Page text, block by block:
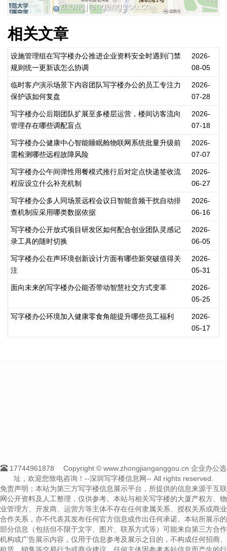
相关文章
设施管理组在写字楼办公推进企业资料安全时遇到门禁
规则统一更新该怎么协调
2026-
08-05
临时客户演示场景下内容团队写字楼办公的员工专注力
保护该如何复盘
2026-
07-28
写字楼办公后期团队扩展至多楼层运营，楼间访客流向
管理存在哪些调配盲点
2026-
07-18
写字楼办公健康中心智能睡眠舱物联网系统批量升级前
需检测哪些远程故障风险
2026-
07-07
写字楼办公午间弹性用餐模式推行后对定点快递签收流
程应设立什么补充机制
2026-
06-27
写字楼办公多人同场景远程会议日智能音频干扰自动排
查机制应采用哪类数据依据
2026-
06-16
写字楼办公开放式项目研发区如何配合创业团队灵感记
录工具的随时切换
2026-
06-05
写字楼办公在声环境创新设计方面有哪些新突破值得关
注
2026-
05-31
面向未来的写字楼办公能否带动智慧社交方式变革
2026-
05-25
写字楼办公环境加入健康零食角能提升哪些员工福利
2026-
05-17
17744961878
Copyright © www.zhongjianganggou.cn 企业办公选
址，欢迎您致电咨询！--深圳写字楼信息网-- All rights reserved.
免责声明：本站为第三方写字楼信息展示平台，所提供的信息来源于互联
网公开资料及人工整理，仅供参考。本站与相关写字楼的大厦产权方、物
业管理方、开发商、运营方等主体不存在任何隶属关系、授权关系或商业
合作关系，亦不代表其发布任何官方信息或作出任何承诺。本站所展示的
部分信息（包括但不限于文字、图片、联系方式等）可能来自第三方合作
机构或广告展示内容，仅用于信息参考及展示之目的，不构成任何招商、